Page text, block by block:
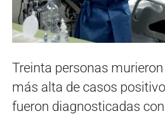
Treinta personas
más alta de casos
fueron diagnosticadas